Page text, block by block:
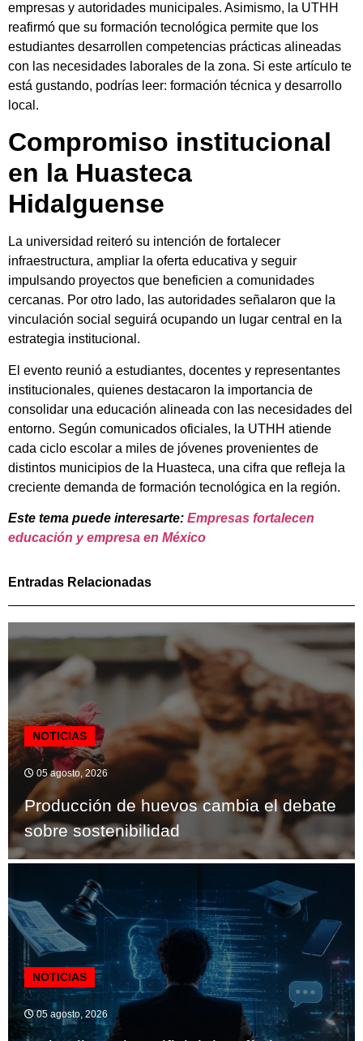
empresas y autoridades municipales. Asimismo, la UTHH
reafirmó que su formación tecnológica permite que los
estudiantes desarrollen competencias prácticas alineadas
con las necesidades laborales de la zona. Si este artículo te
está gustando, podrías leer: formación técnica y desarrollo
local.
Compromiso institucional
en la Huasteca
Hidalguense
La universidad reiteró su intención de fortalecer
infraestructura, ampliar la oferta educativa y seguir
impulsando proyectos que beneficien a comunidades
cercanas. Por otro lado, las autoridades señalaron que la
vinculación social seguirá ocupando un lugar central en la
estrategia institucional.
El evento reunió a estudiantes, docentes y representantes
institucionales, quienes destacaron la importancia de
consolidar una educación alineada con las necesidades del
entorno. Según comunicados oficiales, la UTHH atiende
cada ciclo escolar a miles de jóvenes provenientes de
distintos municipios de la Huasteca, una cifra que refleja la
creciente demanda de formación tecnológica en la región.
Este tema puede interesarte: Empresas fortalecen
educación y empresa en México
Entradas Relacionadas
NOTICIAS
05 agosto, 2026
Producción de huevos cambia el debate
sobre sostenibilidad
NOTICIAS
05 agosto, 2026